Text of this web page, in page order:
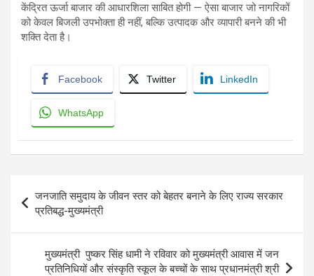
केंद्रित ऊर्जा बाजार की आधारशिला साबित होगी — ऐसा बाजार जो नागरिकों
को केवल बिजली उपभोक्ता ही नहीं, बल्कि उत्पादक और व्यापारी बनने की भी
शक्ति देता है।
Facebook Twitter LinkedIn
WhatsApp
navigation
जनजाति समुदाय के जीवन स्तर को बेहतर बनाने के लिए राज्य सरकार
प्रतिबद्ध-मुख्यमंत्री
मुख्यमंत्री पुष्कर सिंह धामी ने रविवार को मुख्यमंत्री आवास में जन
प्रतिनिधियों और संस्कृति स्कूल के बच्चों के साथ प्रधानमंत्री श्री